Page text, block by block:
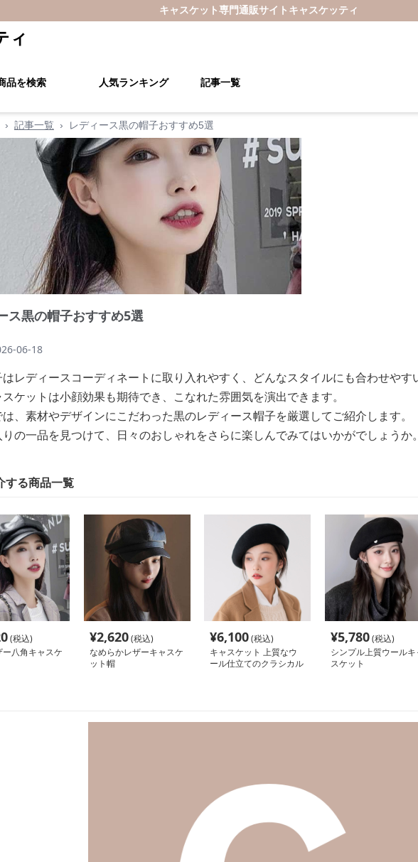
キャスケット専門通販サイト キャスケッティ
ィ
品を検索 人気ランキング 記事一覧
› 記事一覧 › レディース黒の帽子おすすめ5選
ス黒の帽子おすすめ5選
06-18
レディースコーディネートに取り入れやすく、どんなスタイルにも合わせやす
ケットは小顔効果も期待でき、こなれた雰囲気を演出できます。
、素材やデザインにこだわった黒のレディース帽子を厳選してご紹介します。
の一品を見つけて、日々のおしゃれをさらに楽しんでみてはいかがでしょうか
する商品一覧
(税込)
ー八角キャスケ
¥2,620(税込)
なめらかレザーキャスケ
ット帽
¥6,100(税込)
キャスケット 上質なウ
ール仕立てのクラシカル
¥5,780(税込)
シンプル上質ウールキ
スケット